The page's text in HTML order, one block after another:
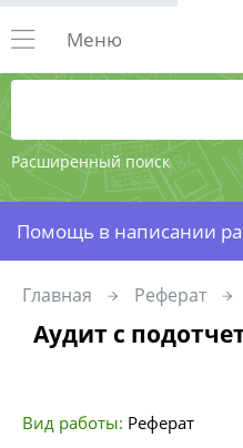
Расширенный поиск
Меню
Помощь в написании
Главная Реферат
Аудит с
Вид работы: Реферат